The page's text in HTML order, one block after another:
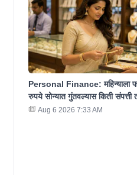
Personal Finance: महिन्याला
रुपये सोन्यात गुंतवल्यास किती संपत्ती
Aug 6 2026 7:33 AM